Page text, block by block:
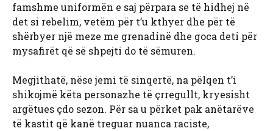
famshme uniformën e saj përpara se të hidhej në
det si rebelim, vetëm për t’u kthyer dhe për të
shërbyer një meze me grenadinë dhe goca deti për
mysafirët që së shpejti do të sëmuren.
Megjithatë, nëse jemi të sinqertë, na pëlqen t’i
shikojmë këta personazhe të çrregullt, kryesisht
argëtues çdo sezon. Për sa u përket pak anëtarëve
të kastit që kanë treguar nuanca raciste,